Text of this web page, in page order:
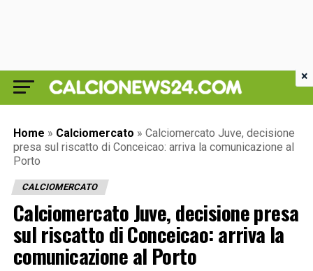
Home » Calciomercato » Calciomercato Juve, decisione
presa sul riscatto di Conceicao: arriva la comunicazione al
Porto
CALCIOMERCATO
Calciomercato Juve, decisione presa
sul riscatto di Conceicao: arriva la
comunicazione al Porto
×